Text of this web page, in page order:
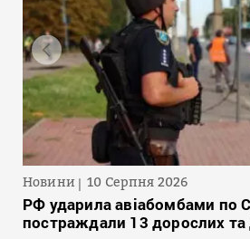
Новини 10 Серпня 2026
РФ ударила авіабомбами по
постраждали 13 дорослих та